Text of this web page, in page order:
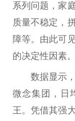
系列问题，家
质量不稳定，
障等。由此可
的决定性 因素。
数据显示
微念集团，日
王。凭借其强